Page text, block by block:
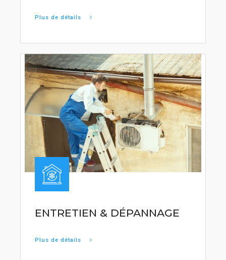
Plus de détails
ENTRETIEN & DÉPANNAGE
Plus de détails